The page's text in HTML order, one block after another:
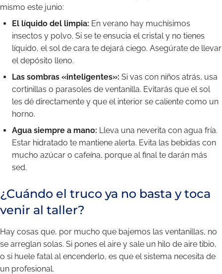
mismo este junio:
El líquido del limpia: En verano hay muchísimos
insectos y polvo. Si se te ensucia el cristal y no tienes
líquido, el sol de cara te dejará ciego. Asegúrate de llevar
el depósito lleno.
Las sombras «inteligentes»: Si vas con niños atrás, usa
cortinillas o parasoles de ventanilla. Evitarás que el sol
les dé directamente y que el interior se caliente como un
horno.
Agua siempre a mano: Lleva una neverita con agua fría.
Estar hidratado te mantiene alerta. Evita las bebidas con
mucho azúcar o cafeína, porque al final te darán más
sed.
¿Cuándo el truco ya no basta y toca
venir al taller?
Hay cosas que, por mucho que bajemos las ventanillas, no
se arreglan solas. Si pones el aire y sale un hilo de aire tibio,
o si huele fatal al encenderlo, es que el sistema necesita de
un profesional.